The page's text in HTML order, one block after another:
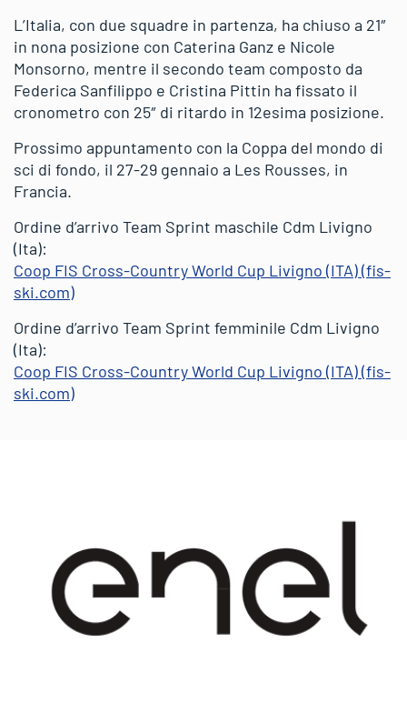
L’Italia, con due squadre in partenza, ha chiuso a 21″
in nona posizione con Caterina Ganz e Nicole
Monsorno, mentre il secondo team composto da
Federica Sanfilippo e Cristina Pittin ha fissato il
cronometro con 25″ di ritardo in 12esima posizione.
Prossimo appuntamento con la Coppa del mondo di
sci di fondo, il 27-29 gennaio a Les Rousses, in
Francia.
Ordine d’arrivo Team Sprint maschile Cdm Livigno
(Ita):
Coop FIS Cross-Country World Cup Livigno (ITA) (fis-
ski.com)
Ordine d’arrivo Team Sprint femminile Cdm Livigno
(Ita):
Coop FIS Cross-Country World Cup Livigno (ITA) (fis-
ski.com)